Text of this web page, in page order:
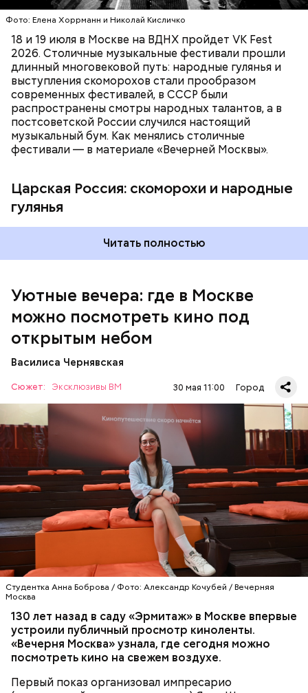
Фото: Елена Хоррманн и Николай Кисличко
18 и 19 июля в Москве на ВДНХ пройдет VK Fest
2026. Столичные музыкальные фестивали прошли
длинный многовековой путь: народные гулянья и
выступления скоморохов стали прообразом
современных фестивалей, в СССР были
распространены смотры народных талантов, а в
постсоветской России случился настоящий
музыкальный бум. Как менялись столичные
фестивали — в материале «Вечерней Москвы».
Царская Россия: скоморохи и народные
гулянья
Фото: public domain
Читать полностью
Уютные вечера: где в Москве
можно посмотреть кино под
открытым небом
Василиса Чернявская
Сюжет: Эксклюзивы ВМ 30 мая 11:00 Город
Студентка Анна Боброва / Фото: Александр Кочубей / Вечерняя
Москва
130 лет назад в саду «Эрмитаж» в Москве впервые
устроили публичный просмотр киноленты.
«Вечерня Москва» узнала, где сегодня можно
посмотреть кино на свежем воздухе.
Первый показ организовал импресарио
Спустя 130 лет кино для москвичей стало обычным
делом. Одним из первых кинотеатров под
открытым небом в этом сезоне заработал ярко-
оранжевый шатер на Северном речном вокзале.
Генеральный директор киноплатформы Николай
Буц рассказал, что показы под открытым небом
вокзала подобрали на четыре месяца. Доступ на
сеансы бесплатный, нужна только регистрация. Мы
хотим, чтобы на такие площадки приходило как
можно больше семей — с детьми, с питомцами,
чтобы они интересно и с удовольствием
проводили время в городе, — заключил он.
КИНО МОСКВА КИНОТЕАТРЫ